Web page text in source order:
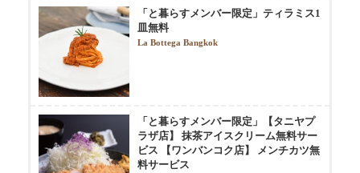
「と暮らすメンバー限定」ティラミス1
皿無料
La Bottega Bangkok
「と暮らすメンバー限定」【タニヤプ
ラザ店】 抹茶アイスクリーム無料サー
ビス 【ワンバンコク店】 メンチカツ無
料サービス